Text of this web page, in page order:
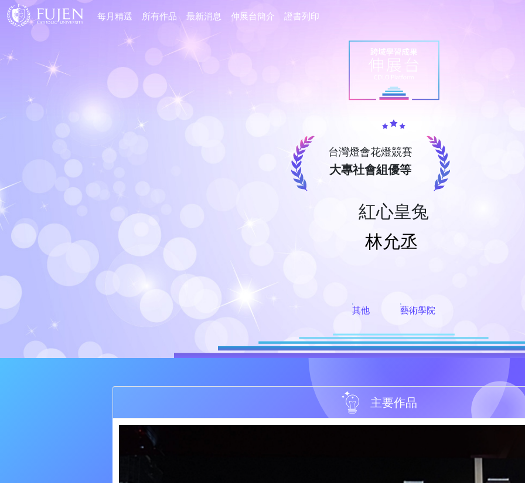
每月精選 所有作品 最新消息 伸展台簡介 證書列印
台灣燈會花燈競賽
大專社會組優等
紅心皇兔
林允丞
其他 藝術學院
主要作品